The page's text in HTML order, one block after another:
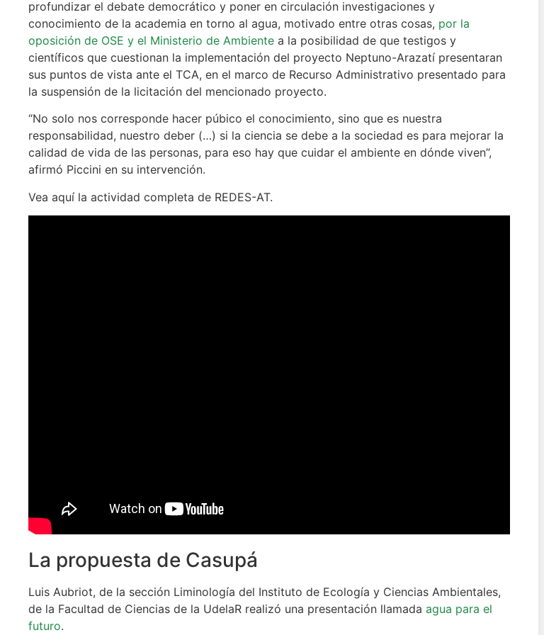
profundizar el debate democrático y poner en circulación investigaciones y
conocimiento de la academia en torno al agua, motivado entre otras cosas, por la
oposición de OSE y el Ministerio de Ambiente a la posibilidad de que testigos y
científicos que cuestionan la implementación del proyecto Neptuno-Arazatí presentaran
sus puntos de vista ante el TCA, en el marco de Recurso Administrativo presentado para
la suspensión de la licitación del mencionado proyecto.
“No solo nos corresponde hacer púbico el conocimiento, sino que es nuestra
responsabilidad, nuestro deber (…) si la ciencia se debe a la sociedad es para mejorar la
calidad de vida de las personas, para eso hay que cuidar el ambiente en dónde viven”,
afirmó Piccini en su intervención.
Vea aquí la actividad completa de REDES-AT.
La propuesta de Casupá
Luis Aubriot, de la sección Liminología del Instituto de Ecología y Ciencias Ambientales,
de la Facultad de Ciencias de la UdelaR realizó una presentación llamada agua para el
futuro.